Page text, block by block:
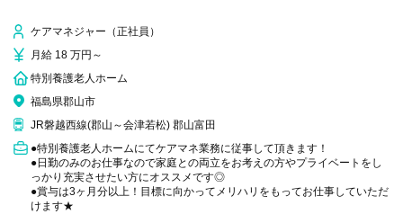
ケアマネジャー（正社員）
月給 18 万円～
特別養護老人ホーム
福島県郡山市
JR磐越西線(郡山～会津若松) 郡山富田
●特別養護老人ホームにてケアマネ業務に従事して頂きます！
●日勤のみのお仕事なので家庭との両立をお考えの方やプライベートをし
っかり充実させたい方にオススメです◎
●賞与は3ヶ月分以上！目標に向かってメリハリをもってお仕事していただ
けます★